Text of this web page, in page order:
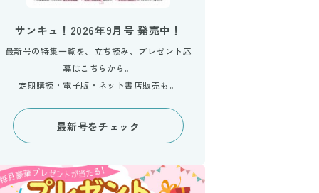
サンキュ！2026年9月号 発売中！
最新号の特集一覧を、立ち読み、プレゼント応
募はこちらから。
定期購読・電子版・ネット書店販売も。
最新号をチェック